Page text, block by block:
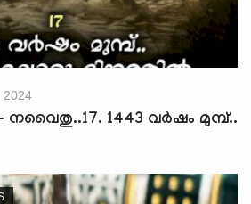
2024
നവൈതു..17. 1443 വര്‍ഷം മുമ്പ്..